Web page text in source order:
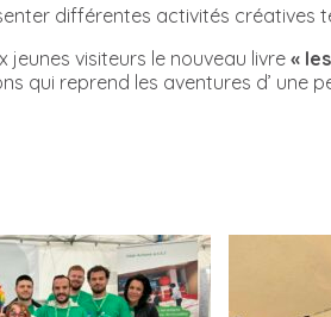
différentes activités
visiteurs le nouveau livre «
qui reprend les aventures d’ une